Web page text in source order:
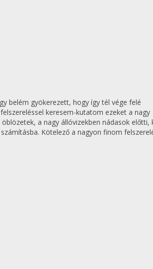
belém gyökerezett, hogy így tél vége felé
keresem-kutatom ezeket a nagy
a nagy állóvizekben nádasok előtti,
Kötelező a nagyon finom